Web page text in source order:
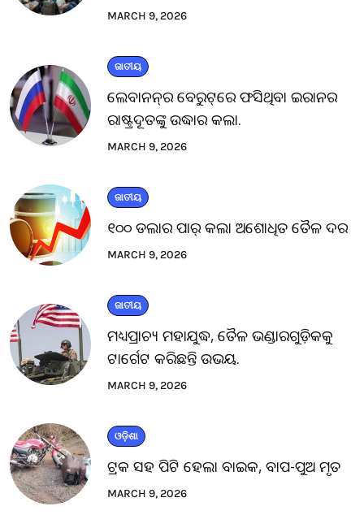
MARCH 9, 2026
ଜାତୀୟ
ଲେବାନନ୍‌ର ବେରୁଟ୍‌ରେ ଫସିଥିବା ଇରାନର
ରାଷ୍ଟ୍ରଦୂତଙ୍କୁ ଉଦ୍ଧାର କଲା.
MARCH 9, 2026
ଜାତୀୟ
୧୦୦ ଡଲାର ପାର୍ କଲା ଅଶୋଧିତ ତୈଳ ଦର
MARCH 9, 2026
ଜାତୀୟ
ମଧ୍ୟପ୍ରାଚ୍ୟ ମହାଯୁଦ୍ଧ, ତୈଳ ଭଣ୍ଡାରଗୁଡ଼ିକକୁ
ଟାର୍ଗେଟ କରିଛନ୍ତି ଉଭୟ.
MARCH 9, 2026
ଓଡ଼ିଶା
ଟ୍ରକ ସହ ପିଟି ହେଲା ବାଇକ, ବାପ-ପୁଅ ମୃତ
MARCH 9, 2026